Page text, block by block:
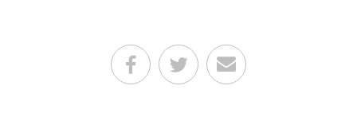
Teilen auf Facebook
Teilen auf Twitter
Per E-Mail senden